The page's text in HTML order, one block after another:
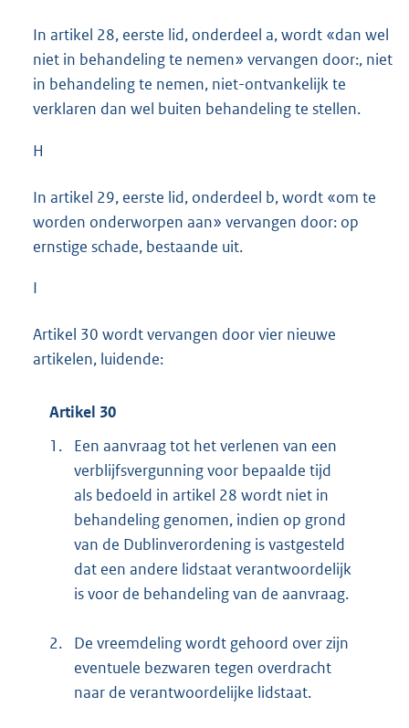
In artikel 28, eerste lid, onderdeel a, wordt «dan wel
niet in behandeling te nemen» vervangen door:, niet
in behandeling te nemen, niet-ontvankelijk te
verklaren dan wel buiten behandeling te stellen.
H
In artikel 29, eerste lid, onderdeel b, wordt «om te
worden onderworpen aan» vervangen door: op
ernstige schade, bestaande uit.
I
Artikel 30 wordt vervangen door vier nieuwe
artikelen, luidende:
Artikel 30
1.
Een aanvraag tot het verlenen van een
verblijfsvergunning voor bepaalde tijd
als bedoeld in artikel 28 wordt niet in
behandeling genomen, indien op grond
van de Dublinverordening is vastgesteld
dat een andere lidstaat verantwoordelijk
is voor de behandeling van de aanvraag.
2.
De vreemdeling wordt gehoord over zijn
eventuele bezwaren tegen overdracht
naar de verantwoordelijke lidstaat.